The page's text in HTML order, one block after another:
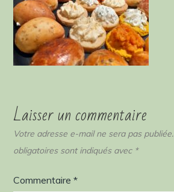
Laisser un commentaire
Votre adresse e-mail ne sera pas publiée.
obligatoires sont indiqués avec *
Commentaire*